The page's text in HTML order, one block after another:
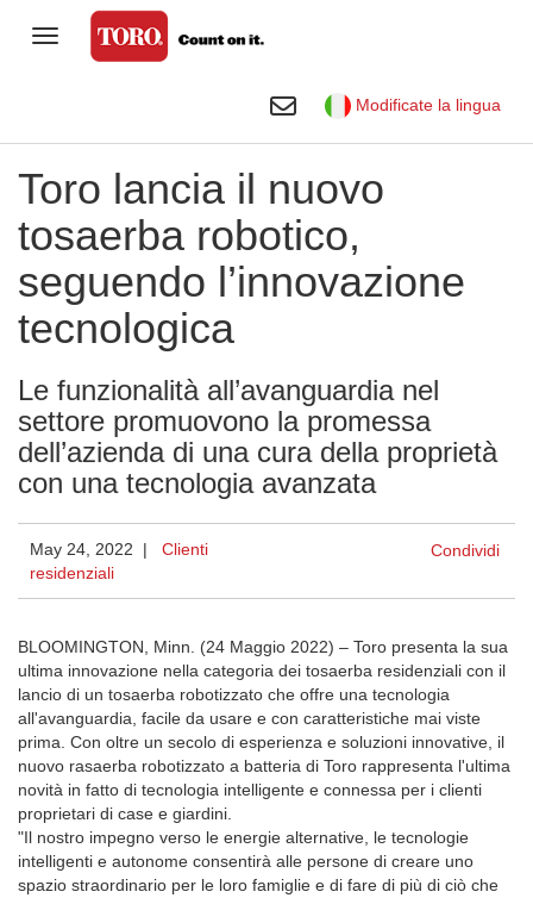
Golf
Professionisti del verde
Campi sportivi e grandi aree verdi
Agricoltura
Azienda
Libreria visiva Toro
Commutazione navigazione
Modificate la lingua
Commutazione ricerca
Toro lancia il nuovo
tosaerba robotico,
seguendo l’innovazione
tecnologica
Le funzionalità all’avanguardia nel
settore promuovono la promessa
dell’azienda di una cura della proprietà
con una tecnologia avanzata
May 24, 2022 | Clienti
residenziali
Condividi
BLOOMINGTON, Minn. (24 Maggio 2022) – Toro presenta la sua
ultima innovazione nella categoria dei tosaerba residenziali con il
lancio di un tosaerba robotizzato che offre una tecnologia
all'avanguardia, facile da usare e con caratteristiche mai viste
prima. Con oltre un secolo di esperienza e soluzioni innovative, il
nuovo rasaerba robotizzato a batteria di Toro rappresenta l'ultima
novità in fatto di tecnologia intelligente e connessa per i clienti
proprietari di case e giardini.
"Il nostro impegno verso le energie alternative, le tecnologie
intelligenti e autonome consentirà alle persone di creare uno
spazio straordinario per le loro famiglie e di fare di più di ciò che